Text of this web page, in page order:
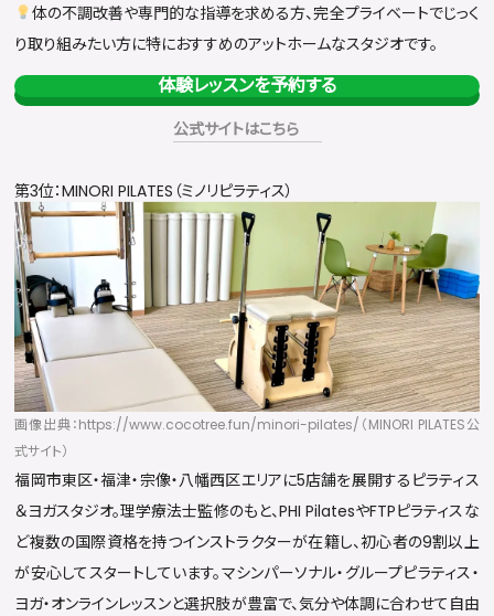
体の不調改善や専門的な指導を求める方、完全プライベートでじっく
り取り組みたい方に特におすすめのアットホームなスタジオです。
体験レッスンを予約する
公式サイトはこちら
第3位：MINORI PILATES（ミノリピラティス）
画像出典：https://www.cocotree.fun/minori-pilates/（MINORI PILATES公
式サイト）
福岡市東区・福津・宗像・八幡西区エリアに5店舗を展開するピラティス
＆ヨガスタジオ。理学療法士監修のもと、PHI PilatesやFTPピラティスな
ど複数の国際資格を持つインストラクターが在籍し、初心者の9割以上
が安心してスタートしています。マシンパーソナル・グループピラティス・
ヨガ・オンラインレッスンと選択肢が豊富で、気分や体調に合わせて自由